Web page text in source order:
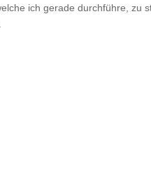
ich gerade durchführe, zu